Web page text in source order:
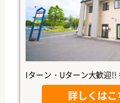
Iターン・Uターン大歓迎!!
詳しくはこ